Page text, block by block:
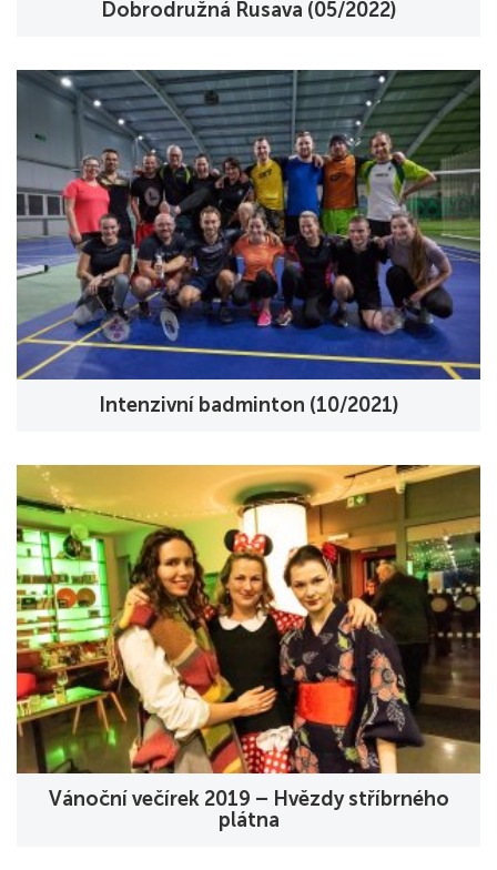
Dobrodružná Rusava (05/2022)
Intenzivní badminton (10/2021)
Vánoční večírek 2019 – Hvězdy stříbrného
plátna